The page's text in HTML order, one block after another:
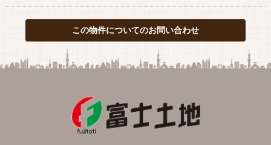
この物件についてのお問い合わせ